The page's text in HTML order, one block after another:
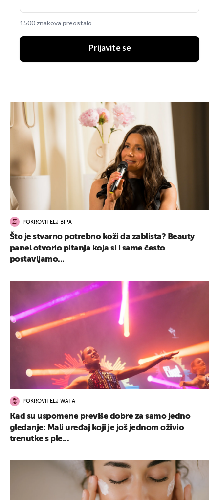
1500 znakova preostalo
Prijavite se
POKROVITELJ BIPA
Što je stvarno potrebno koži da zablista? Beauty
panel otvorio pitanja koja si i same često
postavljamo...
POKROVITELJ WATA
Kad su uspomene previše dobre za samo jedno
gledanje: Mali uređaj koji je još jednom oživio
trenutke s ple...